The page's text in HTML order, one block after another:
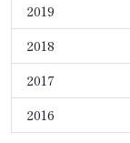
2019
2018
2017
2016